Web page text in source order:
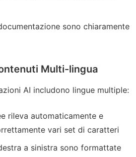
sono chiaramente
Multi-lingua
AI includono lingue multiple:
rileva automaticamente e
vari set di caratteri
a sinistra sono formattate